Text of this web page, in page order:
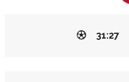
31:27